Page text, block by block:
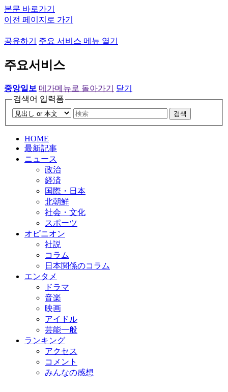
본문 바로가기
이전 페이지로 가기
공유하기 주요 서비스 메뉴 열기
주요서비스
중앙일보 메가메뉴로 돌아가기
닫기
검색어 입력폼
검색
HOME
最新記事
ニュース
政治
経済
国際・日本
北朝鮮
社会・文化
スポーツ
オピニオン
社説
コラム
日本関係のコラム
エンタメ
ドラマ
音楽
映画
アイドル
芸能一般
ランキング
アクセス
コメント
みんなの感想